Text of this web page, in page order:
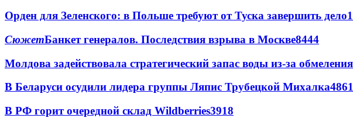
Орден для Зеленского: в Польше требуют от Туска завершить дело
СюжетБанкет генералов. Последствия взрыва в Москве8444
Молдова задействовала стратегический запас воды из-за
В Беларуси осудили лидера группы Ляпис Трубецкой Михалка4861
В РФ горит очередной склад Wildberries3918